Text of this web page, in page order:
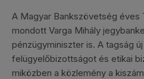
A Magyar Bankszövetség
mondott Varga Mihály
pénzügyminiszter is. A tagság
felügyelőbizottságot és etikai
miközben a közlemény a